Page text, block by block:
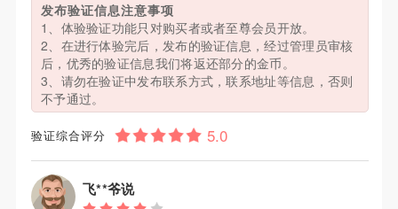
发布验证信息注意事项
1、体验验证功能只对购买者或者至尊会员开放。
2、在进行体验完后，发布的验证信息，经过管理员审核
后，优秀的验证信息我们将返还部分的金币。
3、请勿在验证中发布联系方式，联系地址等信息，否则
不予通过。
验证综合评分
飞**爷说